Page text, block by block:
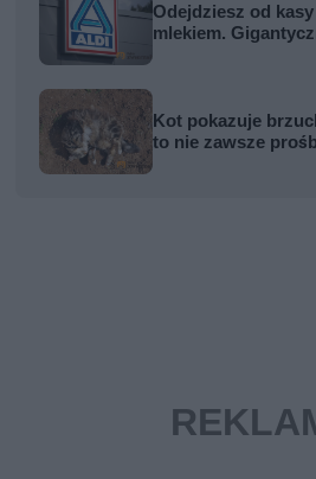
Odejdziesz od
mlekiem.
Kot pokazuje
to nie zawsze